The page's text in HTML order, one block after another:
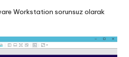
Workstation sorunsuz olarak